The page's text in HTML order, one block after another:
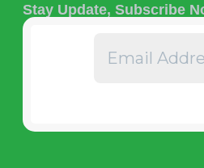
Stay Update, Subscribe